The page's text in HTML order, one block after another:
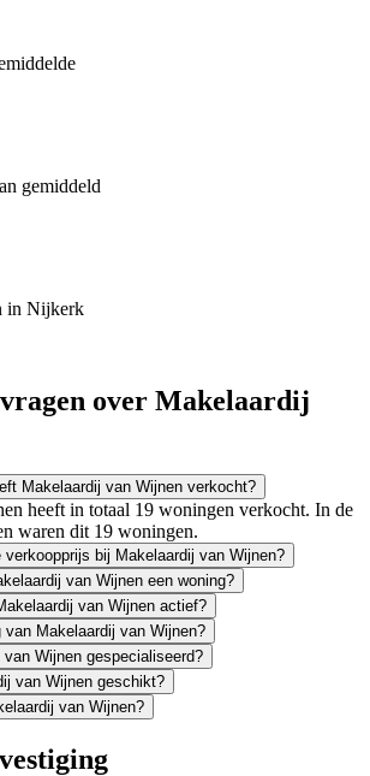
gemiddeld
in Nijkerk
vragen over Makelaardij
Makelaardij van Wijnen verkocht?
heeft in totaal 19 woningen verkocht. In de
waren dit 19 woningen.
bij Makelaardij van Wijnen?
van Wijnen een woning?
van Wijnen actief?
Makelaardij van Wijnen?
Wijnen gespecialiseerd?
van Wijnen geschikt?
van Wijnen?